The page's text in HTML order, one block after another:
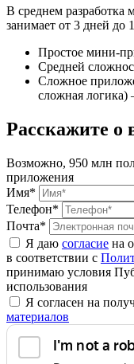
В среднем разработка
занимает от 3 дней до
Простое мини-
Средней
Сложное
сложная логика)
Расскажите о
Возможно, 950 млн
приложения
Имя*
Телефон*
Почта*
Я даю согласие на
в соответствии с
принимаю условия
использования
Я согласен на
материалов